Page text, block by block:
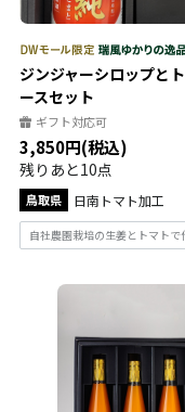
ジンジャーシロップと
ースセット
ギフト対応可
3,850円(税込)
残りあと10点
鳥取県 日南トマト加工
自社農園栽培の生姜とトマトで